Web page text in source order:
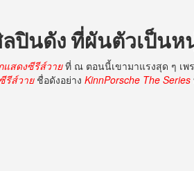
ลปินดัง ที่ผันตัวเป็น
แสดงซีรีส์วายที่ ณ ตอนนี้เขามาแรงสุด ๆ เพ
ซีรีส์วายชื่อดังอย่าง KinnPorsche The Series